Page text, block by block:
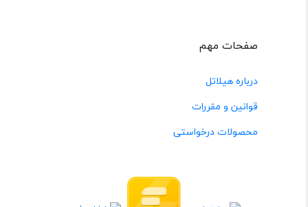
صفحات مهم
درباره هیلاتل
قوانین و مقررات
محصولات درخواستی